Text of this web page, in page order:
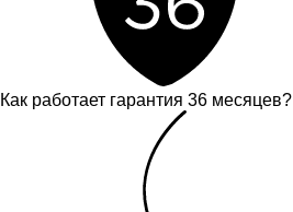
Как работает гарантия 36 месяцев?